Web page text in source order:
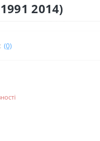
2014)
(0)